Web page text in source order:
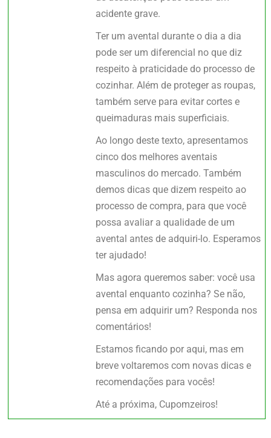
acidente grave.
Ter um avental durante o dia a dia
pode ser um diferencial no que diz
respeito à praticidade do processo de
cozinhar. Além de proteger as roupas,
também serve para evitar cortes e
queimaduras mais superficiais.
Ao longo deste texto, apresentamos
cinco dos melhores aventais
masculinos do mercado. Também
demos dicas que dizem respeito ao
processo de compra, para que você
possa avaliar a qualidade de um
avental antes de adquiri-lo. Esperamos
ter ajudado!
Mas agora queremos saber: você usa
avental enquanto cozinha? Se não,
pensa em adquirir um? Responda nos
comentários!
Estamos ficando por aqui, mas em
breve voltaremos com novas dicas e
recomendações para vocês!
Até a próxima, Cupomzeiros!